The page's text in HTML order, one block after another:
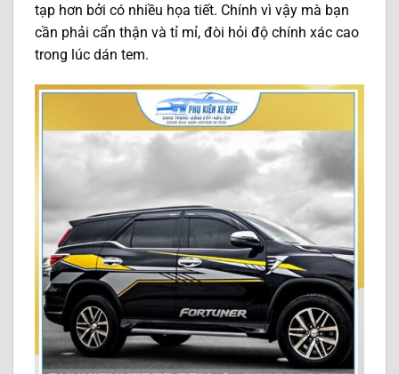
tạp hơn bởi có nhiều họa tiết. Chính vì vậy mà bạn
cần phải cẩn thận và tỉ mỉ, đòi hỏi độ chính xác cao
trong lúc dán tem.